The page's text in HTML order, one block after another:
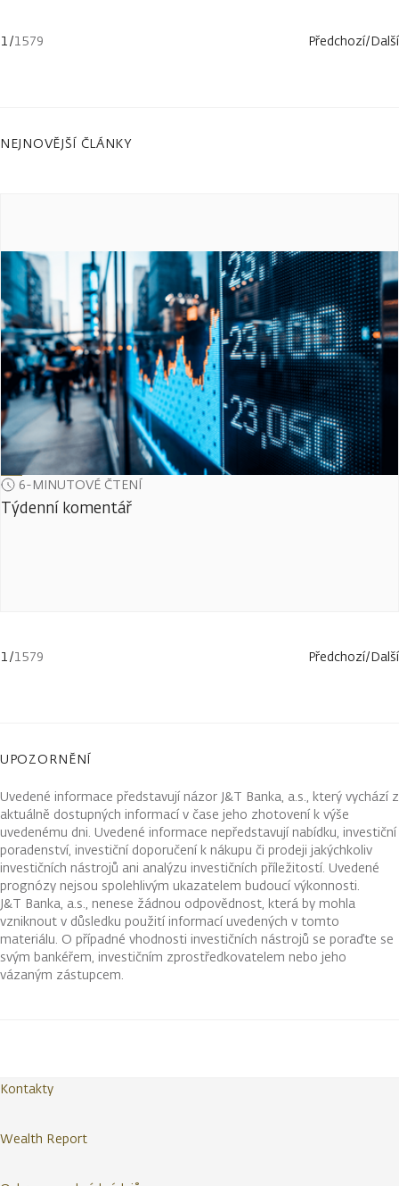
1/1579 Předchozí/Další
NEJNOVĚJŠÍ ČLÁNKY
6-MINUTOVÉ ČTENÍ
Týdenní komentář
1/1579 Předchozí/Další
UPOZORNĚNÍ
Uvedené informace představují názor J&T Banka, a.s., který vychází z
aktuálně dostupných informací v čase jeho zhotovení k výše
uvedenému dni. Uvedené informace nepředstavují nabídku, investiční
poradenství, investiční doporučení k nákupu či prodeji jakýchkoliv
investičních nástrojů ani analýzu investičních příležitostí. Uvedené
prognózy nejsou spolehlivým ukazatelem budoucí výkonnosti.
J&T Banka, a.s., nenese žádnou odpovědnost, která by mohla
vzniknout v důsledku použití informací uvedených v tomto
materiálu. O případné vhodnosti investičních nástrojů se poraďte se
svým bankéřem, investičním zprostředkovatelem nebo jeho
vázaným zástupcem.
Kontakty
Wealth Report